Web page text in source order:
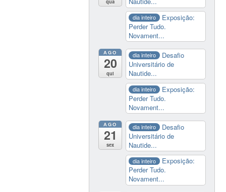
dia inteiro
Exposição:
Perder Tudo.
Novament...
AGO
20
qui
dia inteiro
Desafio
Universitário de
Nautide...
dia inteiro
Exposição:
Perder Tudo.
Novament...
AGO
21
sex
dia inteiro
Desafio
Universitário de
Nautide...
dia inteiro
Exposição:
Perder Tudo.
Novament...